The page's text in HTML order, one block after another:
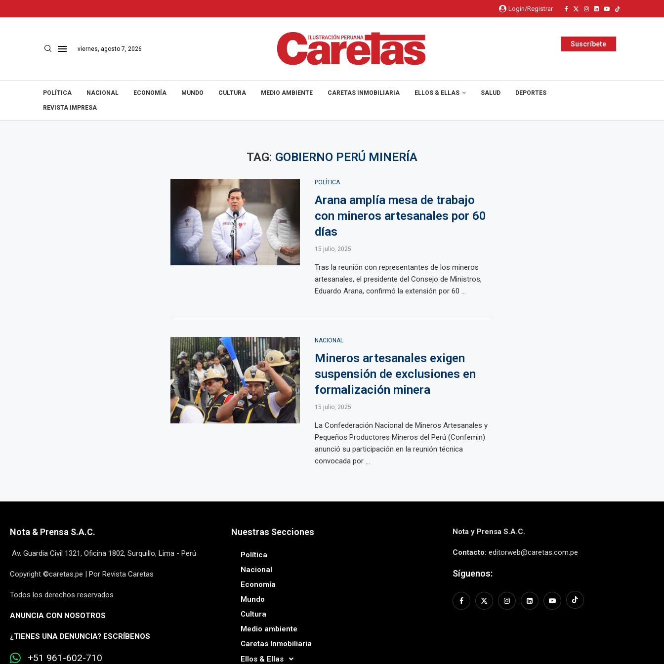
Login/Registrar
viernes, agosto 7, 2026
Suscríbete
POLÍTICA NACIONAL ECONOMÍA MUNDO CULTURA MEDIO AMBIENTE CARETAS INMOBILIARIA ELLOS & ELLAS SALUD DEPORTES
REVISTA IMPRESA
TAG: GOBIERNO PERÚ MINERÍA
POLÍTICA
Arana amplía mesa de trabajo
con mineros artesanales por 60
días
15 julio, 2025
Tras la reunión con representantes de los mineros
artesanales, el presidente del Consejo de Ministros,
Eduardo Arana, confirmó la extensión por 60 ...
NACIONAL
Mineros artesanales exigen
suspensión de exclusiones en
formalización minera
15 julio, 2025
La Confederación Nacional de Mineros Artesanales y
Pequeños Productores Mineros del Perú (Confemin)
anunció su participación en la reunión técnica
convocada por ...
Nota & Prensa S.A.C.
Av. Guardia Civil 1321, Oficina 1802, Surquillo, Lima - Perú
Copyright ©caretas.pe | Por Revista Caretas
Todos los derechos reservados
ANUNCIA CON NOSOTROS
¿TIENES UNA DENUNCIA? ESCRÍBENOS
+51 961-602-710
Nuestras Secciones
Política
Nacional
Economía
Mundo
Cultura
Medio ambiente
Caretas Inmobiliaria
Ellos & Ellas
Nota y Prensa S.A.C.
Contacto: editorweb@caretas.com.pe
Síguenos: